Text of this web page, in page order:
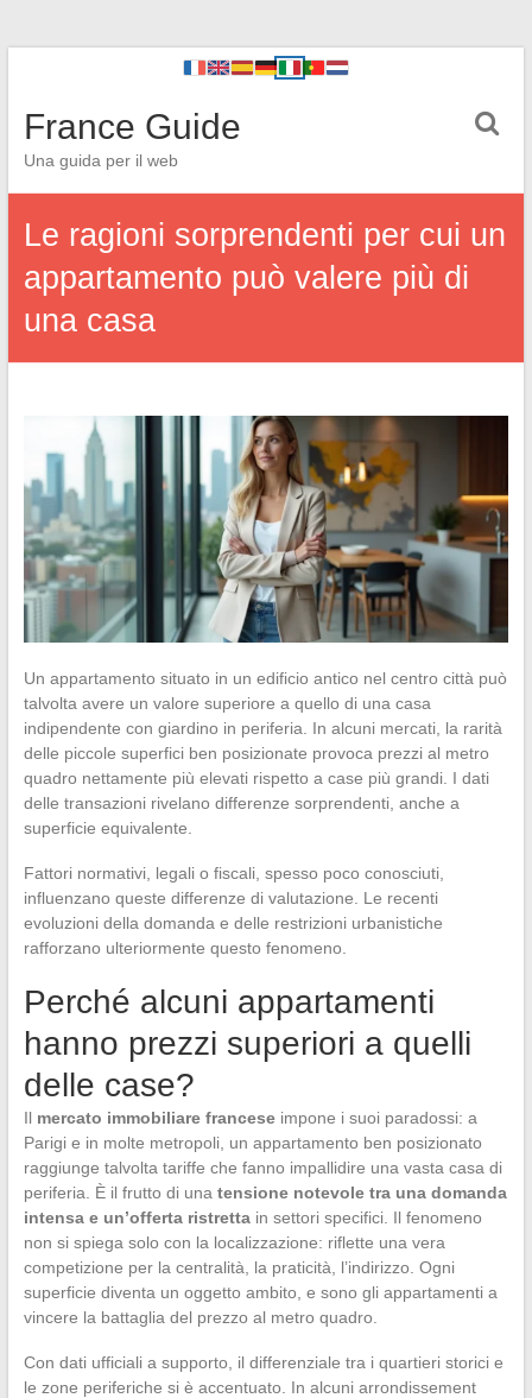
France Guide
Una guida per il web
Le ragioni sorprendenti per cui un
appartamento può valere più di
una casa
Un appartamento situato in un edificio antico nel centro città può
talvolta avere un valore superiore a quello di una casa
indipendente con giardino in periferia. In alcuni mercati, la rarità
delle piccole superfici ben posizionate provoca prezzi al metro
quadro nettamente più elevati rispetto a case più grandi. I dati
delle transazioni rivelano differenze sorprendenti, anche a
superficie equivalente.
Fattori normativi, legali o fiscali, spesso poco conosciuti,
influenzano queste differenze di valutazione. Le recenti
evoluzioni della domanda e delle restrizioni urbanistiche
rafforzano ulteriormente questo fenomeno.
Perché alcuni appartamenti
hanno prezzi superiori a quelli
delle case?
Il mercato immobiliare franceseimpone i suoi paradossi: a
Parigi e in molte metropoli, un appartamento ben posizionato
raggiunge talvolta tariffe che fanno impallidire una vasta casa di
periferia. È il frutto di una tensione notevole tra una domanda
intensa e un’offerta ristrettain settori specifici. Il fenomeno
non si spiega solo con la localizzazione: riflette una vera
competizione per la centralità, la praticità, l’indirizzo. Ogni
superficie diventa un oggetto ambito, e sono gli appartamenti a
vincere la battaglia del prezzo al metro quadro.
Con dati ufficiali a supporto, il differenziale tra i quartieri storici e
le zone periferiche si è accentuato. In alcuni arrondissement